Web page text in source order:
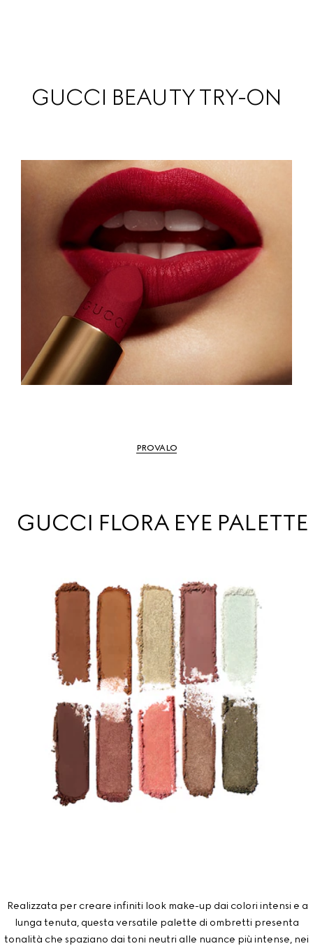
GUCCI BEAUTY TRY-ON
PROVALO
GUCCI FLORA EYE PALETTE
Realizzata per creare infiniti look make-up dai colori intensi e a
lunga tenuta, questa versatile palette di ombretti presenta
tonalità che spaziano dai toni neutri alle nuance più intense, nei